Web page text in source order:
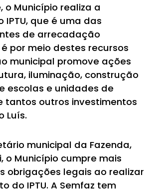
o Município realiza a
IPTU, que é uma das
de arrecadação
por meio destes recursos
municipal promove ações
iluminação, construção
escolas e unidades de
tantos outros investimentos
Luís.
municipal da Fazenda,
o Município cumpre mais
obrigações legais ao realizar
do IPTU. A Semfaz tem